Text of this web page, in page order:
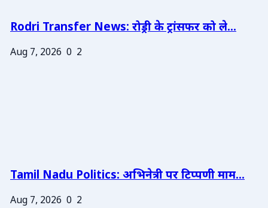
Rodri Transfer News: रोड्री के ट्रांसफर को ले...
Aug 7, 2026 0 2
Tamil Nadu Politics: अभिनेत्री पर टिप्पणी माम...
Aug 7, 2026 0 2